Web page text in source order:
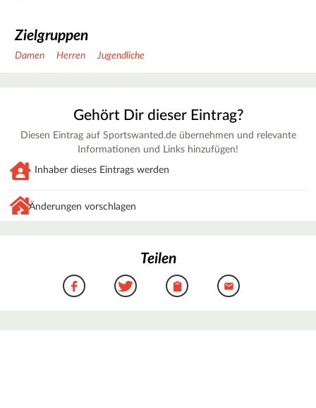
Zielgruppen
Damen Herren Jugendliche
Gehört Dir dieser Eintrag?
Diesen Eintrag auf Sportswanted.de übernehmen und relevante
Informationen und Links hinzufügen!
Inhaber dieses Eintrags werden
Änderungen vorschlagen
Teilen